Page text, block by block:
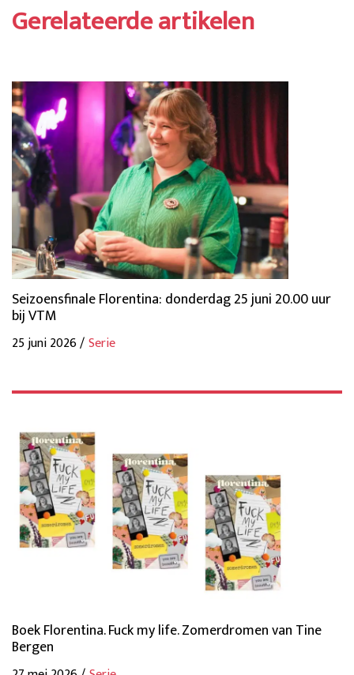
Gerelateerde artikelen
Seizoensfinale Florentina: donderdag 25 juni 20.00 uur
bij VTM
25 juni 2026 /Serie
Boek Florentina. Fuck my life. Zomerdromen van Tine
Bergen